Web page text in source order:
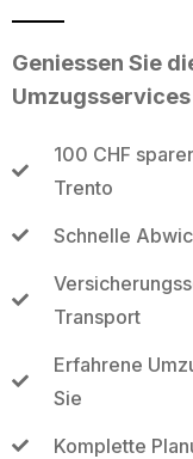
Geniessen Sie
100 CHF
Trento
Schnelle
Transport
Erfahrene
Sie
Komplette